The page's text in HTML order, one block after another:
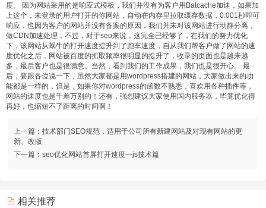
度。 因为网站采用的是响应式模板，我们并没有为客户用Batcache加速，如果加
上这个，未登录的用户打开的你网站，自动在内存里拉取缓存数据，0.001秒即可
响应，也因为客户的网站并没有备案的原因，我们并未对该网站进行动静分离，
做CDN加速处理，不过，对于seo来说，这完全已经够了，在我们的努力优化
下，该网站从蜗牛的打开速度提升到了跑车速度，自从我们帮客户做了网站的速
度优化之后，网站被百度的抓取频率很明显的提升了，收录的页面也是越来越
多，最后客户也是很满意。当然，看到我们的工作成果，我们也是很开心。 最
后，要跟各位说一下，虽然大家都是用wordpress搭建的网站，大家做出来的功
能都是一样的，但是，如果你对wordpress的函数不熟悉，喜欢用各种插件等，
网站的速度也是千差万别的！还有，强烈建议大家使用国内服务器，毕竟优化得
再好，也缩短不了距离的时间啊！
上一篇： 技术部门SEO规范，适用于公司所有新建网站及对现有网站的更
新、改版
下一篇： seo优化网站首屏打开速度—js技术篇
相关推荐